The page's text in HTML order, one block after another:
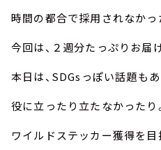
時間の都合で採用されなかっ
今回は、２週分たっぷりお届
本日は、SDGsっぽい話題も
役に立ったり立たなかったり
ワイルドステッカー獲得を